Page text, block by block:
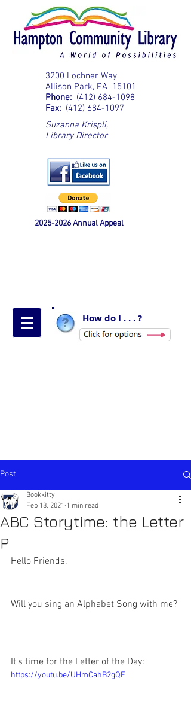
3200 Lochner Way
Allison Park, PA 15101
Phone: (412) 684-1098
Fax: (412) 684-1097
Suzanna Krispli,
Library Director
2025-2026Annual Appeal
How do I . . . ?
Post
ABC Storytime: the Letter
P
Bookkitty
Feb 18, 2021 1 min read
Hello Friends,
Will you sing an Alphabet Song with me?
It's time for the Letter of the Day:
https://youtu.be/UHmCahB2gQE